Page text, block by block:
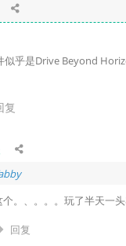
似乎是Drive Beyond
复
。、。。。玩了半天一头
回复